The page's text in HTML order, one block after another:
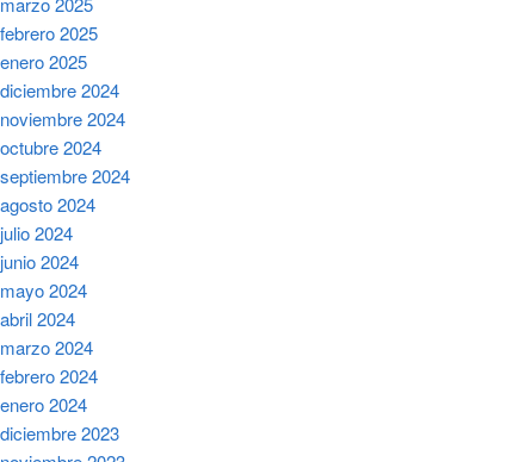
febrero 2025
enero 2025
diciembre 2024
noviembre 2024
octubre 2024
septiembre 2024
agosto 2024
julio 2024
junio 2024
mayo 2024
abril 2024
marzo 2024
febrero 2024
enero 2024
diciembre 2023